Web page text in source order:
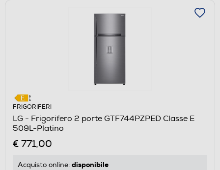
FRIGORIFERI
LG - Frigorifero 2 porte GTF744PZPED Classe E
509L-Platino
€ 771,00
Acquisto online: disponibile